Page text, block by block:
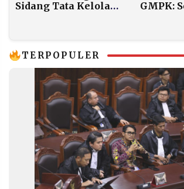
Sidang Tata Kelola
Presiden
GMPK:
TERPOPULER